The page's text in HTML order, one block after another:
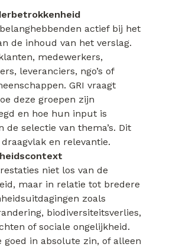
actief bij het
de inhoud van het verslag.
medewerkers,
leveranciers, ngo’s of
GRI vraagt
deze groepen zijn
en hoe hun input is
de selectie van thema’s. Dit
en relevantie.
niet los van de
maar in relatie tot bredere
zoals
biodiversiteitsverlies,
of sociale ongelijkheid.
goed in absolute zin, of alleen